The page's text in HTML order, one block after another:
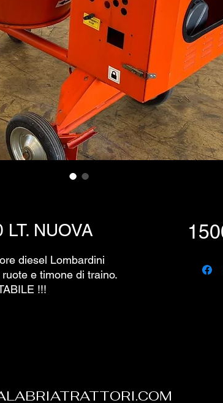
NUOVA
diesel Lombardini
e timone di traino.
!!!